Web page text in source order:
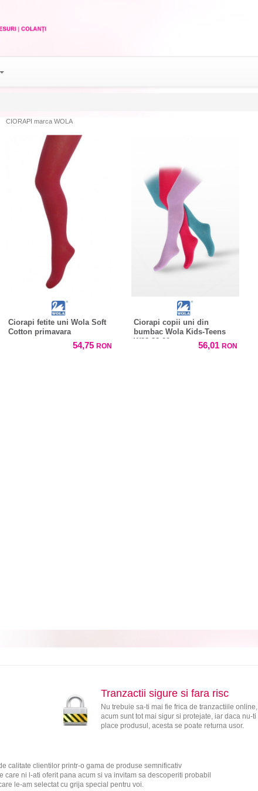
CIORAPI marca WOLA
Ciorapi fetite uni Wola Soft
Cotton primavara
54,75 RON
Ciorapi copii uni din
bumbac Wola Kids-Teens
W28-38.00
56,01 RON
Tranzactii sigure si fara risc
Nu trebuie sa-ti mai fie frica de tranzactiile online,
acum sunt tot mai sigur si protejate, iar daca nu-ti
place produsul, acesta se poate returna usor.
calitate clientilor printr-o gama de produse semnificativ
care ni l-ati oferit pana acum si va invitam sa descoperiti probabil
le-am selectat cu grija special pentru voi.